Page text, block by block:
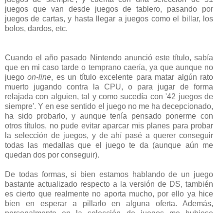
juegos que van desde juegos de tablero, pasando por
juegos de cartas, y hasta llegar a juegos como el billar, los
bolos, dardos, etc.
Cuando el año pasado Nintendo anunció este título, sabía
que en mi caso tarde o temprano caería, ya que aunque no
juegoon-line, es un título excelente para matar algún rato
muerto jugando contra la CPU, o para jugar de forma
relajada con alguien, tal y como sucedía con '42 juegos de
siempre'. Y en ese sentido el juego no me ha decepcionado,
ha sido probarlo, y aunque tenía pensado ponerme con
otros títulos, no pude evitar aparcar mis planes para probar
la selección de juegos, y de ahí pasé a querer conseguir
todas las medallas que el juego te da (aunque aún me
quedan dos por conseguir).
De todas formas, si bien estamos hablando de un juego
bastante actualizado respecto a la versión de DS, también
es cierto que realmente no aporta mucho, por ello ya hice
bien en esperar a pillarlo en alguna oferta. Además,